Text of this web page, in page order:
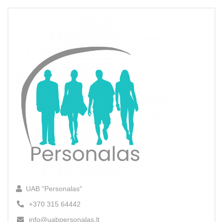
UAB "Personalas"
+370 315 64442
info@uabpersonalas.lt